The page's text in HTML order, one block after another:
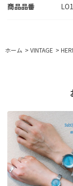
ホーム > VINTAGE >